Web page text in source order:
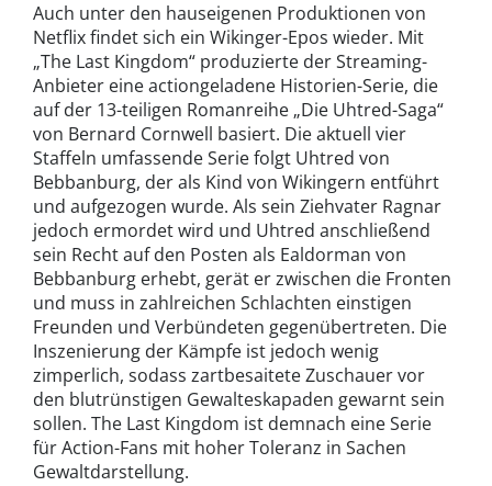
Auch unter den hauseigenen Produktionen von
Netflix findet sich ein Wikinger-Epos wieder. Mit
„The Last Kingdom“ produzierte der Streaming-
Anbieter eine actiongeladene Historien-Serie, die
auf der 13-teiligen Romanreihe „Die Uhtred-Saga“
von Bernard Cornwell basiert. Die aktuell vier
Staffeln umfassende Serie folgt Uhtred von
Bebbanburg, der als Kind von Wikingern entführt
und aufgezogen wurde. Als sein Ziehvater Ragnar
jedoch ermordet wird und Uhtred anschließend
sein Recht auf den Posten als Ealdorman von
Bebbanburg erhebt, gerät er zwischen die Fronten
und muss in zahlreichen Schlachten einstigen
Freunden und Verbündeten gegenübertreten. Die
Inszenierung der Kämpfe ist jedoch wenig
zimperlich, sodass zartbesaitete Zuschauer vor
den blutrünstigen Gewalteskapaden gewarnt sein
sollen. The Last Kingdom ist demnach eine Serie
für Action-Fans mit hoher Toleranz in Sachen
Gewaltdarstellung.